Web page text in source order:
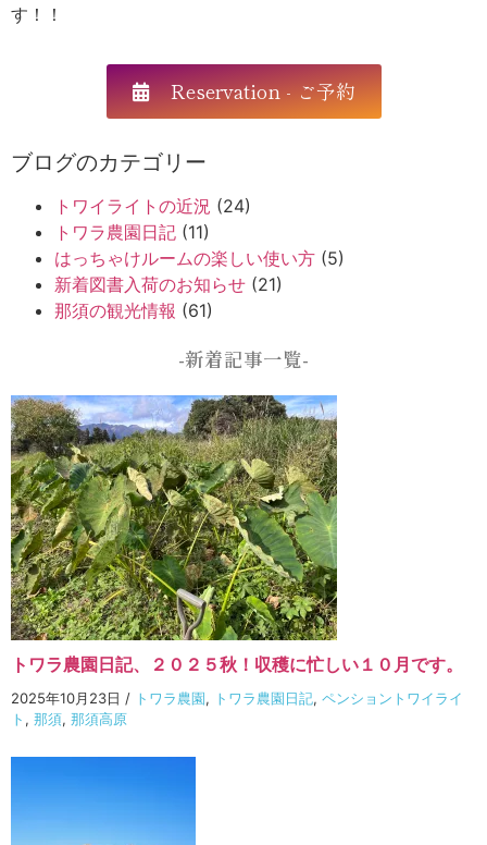
す！！
Reservation - ご予約
ブログのカテゴリー
トワイライトの近況 (24)
トワラ農園日記 (11)
はっちゃけルームの楽しい使い方 (5)
新着図書入荷のお知らせ (21)
那須の観光情報 (61)
-新着記事一覧-
トワラ農園日記、２０２５秋！収穫に忙しい１０月です。
2025年10月23日 / トワラ農園, トワラ農園日記, ペンショントワイライ
ト , 那須, 那須高原